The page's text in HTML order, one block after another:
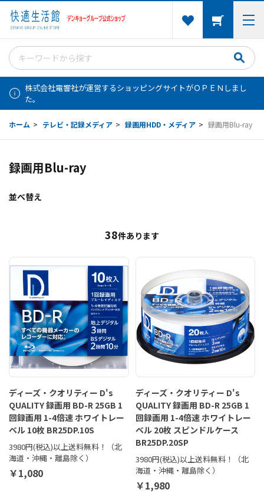
株式会社電響社が運営するショッピングサイトがＯＰＥＮしまし
た。
ホーム > テレビ・記録メディア > 録画用HDD・メディア > 録画用Blu-ray
録画用Blu-ray
並べ替え
38件あります
ディーズ・クオリティー D's
QUALITY 録画用 BD-R 25GB 1
回録画用 1-4倍速 ホワイトレー
ベル 10枚 BR25DP.10S
3980円(税込)以上送料無料！（北
海道・沖縄・離島除く）
￥1,080
ディーズ・クオリティー D's
QUALITY 録画用 BD-R 25GB 1
回録画用 1-4倍速 ホワイトレー
ベル 20枚 スピンドルケース
BR25DP.20SP
3980円(税込)以上送料無料！（北
海道・沖縄・離島除く）
￥1,980